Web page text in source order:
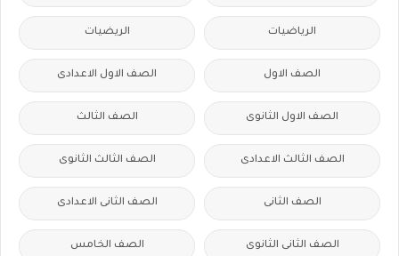
الرياضيات الريضيات
الصف الاول الصف الاول الاعدادى
الصف الاول الثانوى الصف الثالث
الصف الثالث الاعدادى الصف الثالث الثانوى
الصف الثانى الصف الثانى الاعدادى
الصف الثانى الثانوى الصف الخامس